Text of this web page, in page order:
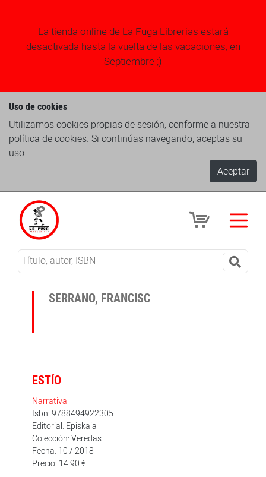
La tienda online de La Fuga Librerias estará
desactivada hasta la vuelta de las vacaciones, en
Septiembre ;)
Uso de cookies
Utilizamos cookies propias de sesión, conforme a nuestra
política de cookies. Si continúas navegando, aceptas su
uso.
Aceptar
SERRANO, FRANCISC
ESTÍO
Narrativa
Isbn: 9788494922305
Editorial: Episkaia
Colección: Veredas
Fecha: 10 / 2018
Precio: 14.90 €